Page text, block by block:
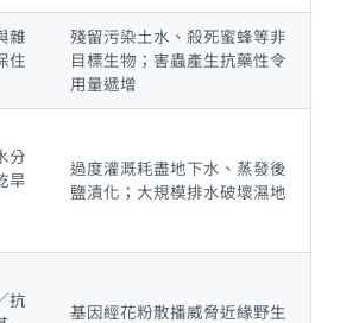
雜
住
殘留污染土水、殺死蜜蜂等非
目標生物；害蟲產生抗藥性令
用量遞增
分
旱
過度灌溉耗盡地下水、蒸發後
鹽漬化；大規模排水破壞濕地
抗
基因經花粉散播威脅近緣野生